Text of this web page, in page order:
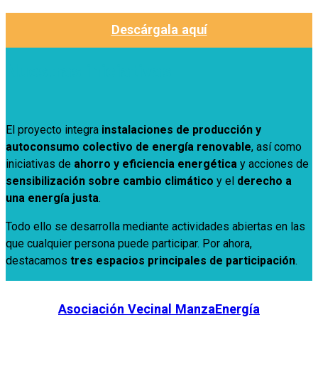
Descárgala aquí
El proyecto integra instalaciones de producción y
autoconsumo colectivo de energía renovable, así como
iniciativas de ahorro y eficiencia energética y acciones de
sensibilización sobre cambio climático y el derecho a
una energía justa.
Todo ello se desarrolla mediante actividades abiertas en las
que cualquier persona puede participar. Por ahora,
destacamos tres espacios principales de participación.
Asociación Vecinal ManzaEnergía